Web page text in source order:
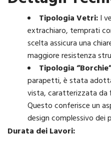
Tipologia Vetri:I
extrachiaro, temprati
scelta assicura una
maggiore resistenza
Tipologia
parapetti, è stata
vista, caratterizzata da
Questo conferisce un
design complessivo dei
Durata dei Lavori: